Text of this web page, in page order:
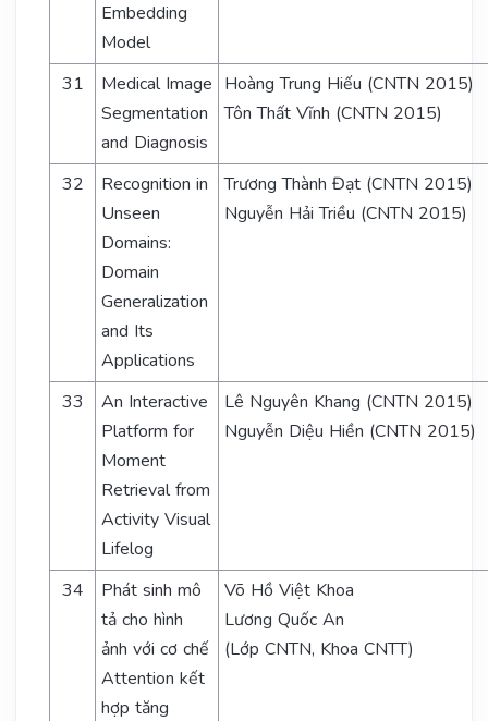
Embedding
Model
31
Medical Image
Segmentation
and Diagnosis
Hoàng Trung Hiếu (CNTN 2015)
Tôn Thất Vĩnh (CNTN 2015)
32
Recognition in
Unseen
Domains:
Domain
Generalization
and Its
Applications
Trương Thành Đạt (CNTN 2015)
Nguyễn Hải Triều (CNTN 2015)
33
An Interactive
Platform for
Moment
Retrieval from
Activity Visual
Lifelog
Lê Nguyên Khang (CNTN 2015)
Nguyễn Diệu Hiền (CNTN 2015)
34
Phát sinh mô
tả cho hình
ảnh với cơ chế
Attention kết
hợp tăng
Võ Hồ Việt Khoa
Lương Quốc An
(Lớp CNTN, Khoa CNTT)